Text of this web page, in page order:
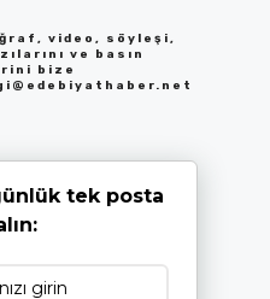
video, söyleşi,
ve basın
bize
tek posta